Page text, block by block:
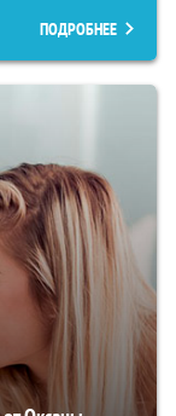
ПОДРОБНЕЕ